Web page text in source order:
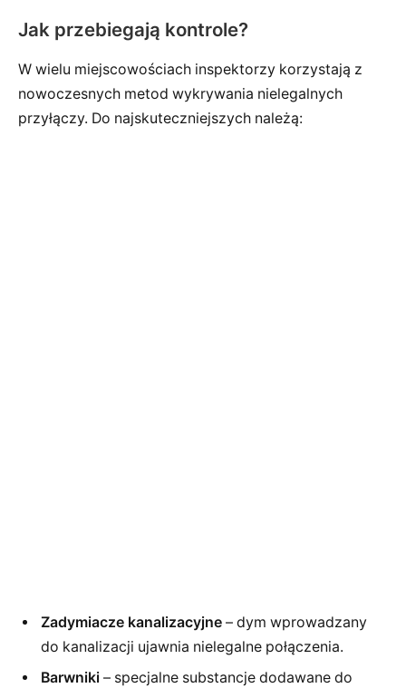
Jak przebiegają kontrole?
W wielu miejscowościach inspektorzy korzystają z
nowoczesnych metod wykrywania nielegalnych
przyłączy. Do najskuteczniejszych należą:
Zadymiacze kanalizacyjne – dym wprowadzany
do kanalizacji ujawnia nielegalne połączenia.
Barwniki – specjalne substancje dodawane do